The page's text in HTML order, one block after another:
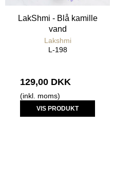
LakShmi - Blå kamille
vand
Lakshmi
L-198
129,00 DKK
(inkl. moms)
VIS PRODUKT